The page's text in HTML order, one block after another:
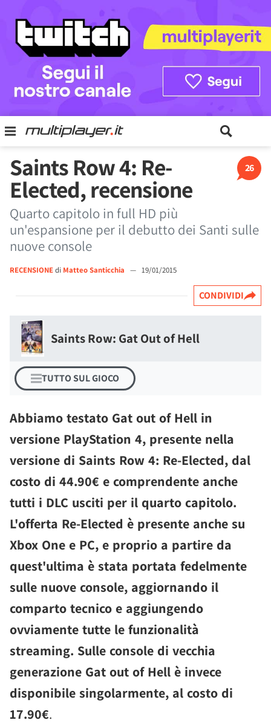
26
Saints Row 4: Re-
Elected, recensione
Quarto capitolo in full HD più
un'espansione per il debutto dei Santi sulle
nuove console
RECENSIONEdi Matteo Santicchia — 19/01/2015
CONDIVIDI
Saints Row: Gat Out of Hell
TUTTO SUL GIOCO
Abbiamo testato Gat out of Hell in
versione PlayStation 4, presente nella
versione di Saints Row 4: Re-Elected, dal
costo di 44.90€ e comprendente anche
tutti i DLC usciti per il quarto capitolo.
L'offerta Re-Elected è presente anche su
Xbox One e PC, e proprio a partire da
quest'ultima è stata portata fedelmente
sulle nuove console, aggiornando il
comparto tecnico e aggiungendo
ovviamente tutte le funzionalità
streaming. Sulle console di vecchia
generazione Gat out of Hell è invece
disponibile singolarmente, al costo di
17.90€.